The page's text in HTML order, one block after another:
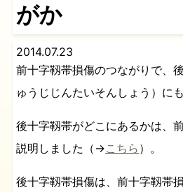
がか
2014.07.23
前十字靱帯損傷のつながりで、
ゅうじじんたいそんしょう）に
後十字靱帯がどこにあるかは、
説明しました（→こちら ）。
後十字靱帯損傷は、前十字靱帯